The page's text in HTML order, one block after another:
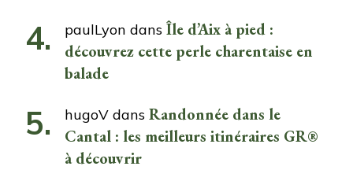
paulLyon dans Île d’Aix à pied :
découvrez cette perle charentaise en
balade
hugoV dans Randonnée dans le
Cantal : les meilleurs itinéraires GR®
à découvrir